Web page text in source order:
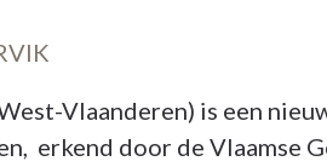
Vlaanderen) is een
erkend door de Vlaamse